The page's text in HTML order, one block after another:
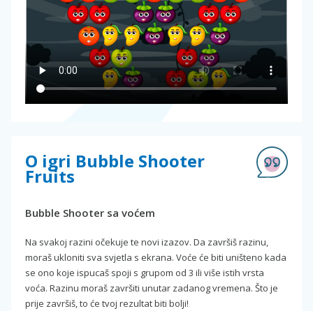
O igri Bubble Shooter
Fruits
Bubble Shooter sa voćem
Na svakoj razini očekuje te novi izazov. Da završiš razinu,
moraš ukloniti sva svjetla s ekrana. Voće će biti uništeno kada
se ono koje ispucaš spoji s grupom od 3 ili više istih vrsta
voća. Razinu moraš završiti unutar zadanog vremena. Što je
prije završiš, to će tvoj rezultat biti bolji!